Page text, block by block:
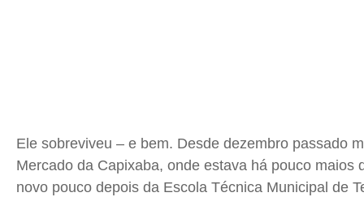
Ele sobreviveu – e bem. Desde dezembro passado
Mercado da Capixaba, onde estava há pouco maios
novo pouco depois da Escola Técnica Municipal de